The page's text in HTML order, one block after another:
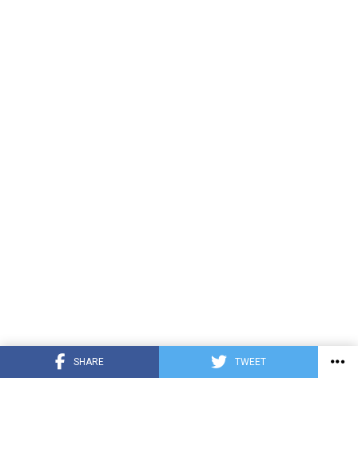
SHARE TWEET